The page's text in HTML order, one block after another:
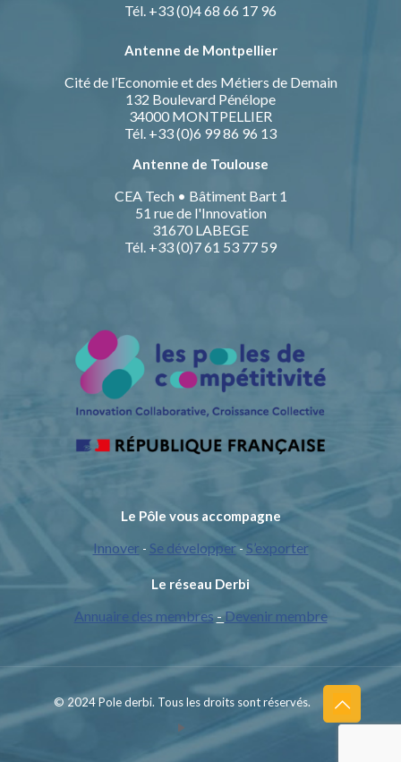
Tél. +33 (0)4 68 66 17 96
Antenne de Montpellier
Cité de l’Economie et des Métiers de Demain
132 Boulevard Pénélope
34000 MONTPELLIER
Tél. +33 (0)6 99 86 96 13
Antenne de Toulouse
CEA Tech • Bâtiment Bart 1
51 rue de l'Innovation
31670 LABEGE
Tél. +33 (0)7 61 53 77 59
Le Pôle vous accompagne
Innover - Se développer- S’exporter
Le réseau Derbi
Annuaire des membres - Devenir membre
© 2024 Pole derbi. Tous les droits sont réservés.